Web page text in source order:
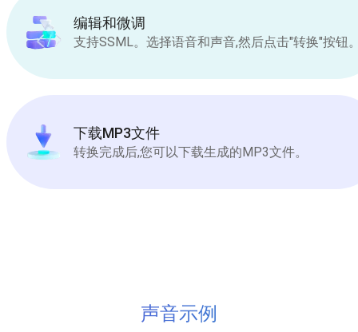
编辑和微调
支持SSML。选择语音和声音,然后点击"转换"按钮
下载MP3文件
转换完成后,您可以下载生成的MP3文件。
声音示例